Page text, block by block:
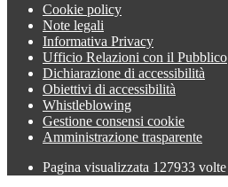
Cookie policy
Note legali
Informativa Privacy
Ufficio Relazioni con il Pubblico
Dichiarazione di accessibilità
Obiettivi di accessibilità
Whistleblowing
Gestione consensi cookie
Amministrazione trasparente
Pagina visualizzata 127933 volte